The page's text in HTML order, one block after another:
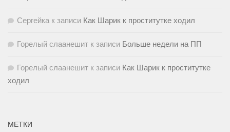
Сергейка к записи Как Шарик к проститутке ходил
Горелый слаанешит к записи Больше недели на ПП
Горелый слаанешит к записи Как Шарик к проститутке
ходил
МЕТКИ